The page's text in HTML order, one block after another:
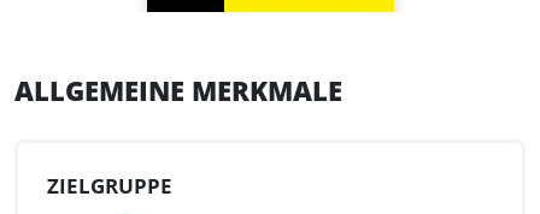
ALLGEMEINE MERKMALE
ZIELGRUPPE